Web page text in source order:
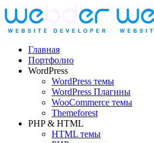
Главная
Портфолио
WordPress
WordPress темы
WordPress Плагины
WooCommerce темы
Themeforest
PHP & HTML
HTML темы